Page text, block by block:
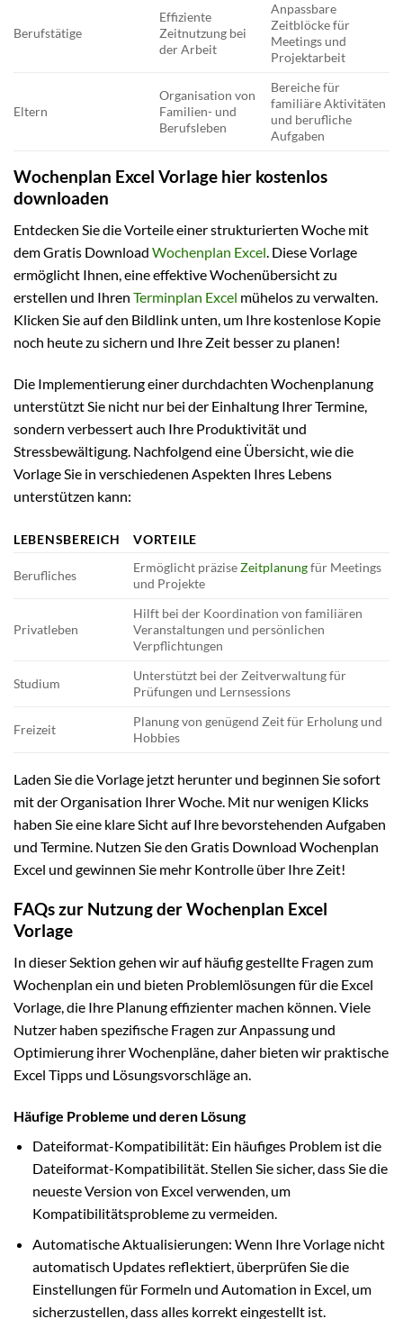
Berufstätige
Effiziente
Zeitnutzung bei
der Arbeit
Anpassbare
Zeitblöcke für
Meetings und
Projektarbeit
Eltern
Organisation von
Familien- und
Berufsleben
Bereiche für
familiäre Aktivitäten
und berufliche
Aufgaben
Wochenplan Excel Vorlage hier kostenlos
downloaden
Entdecken Sie die Vorteile einer strukturierten Woche mit
dem Gratis Download Wochenplan Excel. Diese Vorlage
ermöglicht Ihnen, eine effektive Wochenübersicht zu
erstellen und Ihren Terminplan Excel mühelos zu verwalten.
Klicken Sie auf den Bildlink unten, um Ihre kostenlose Kopie
noch heute zu sichern und Ihre Zeit besser zu planen!
Die Implementierung einer durchdachten Wochenplanung
unterstützt Sie nicht nur bei der Einhaltung Ihrer Termine,
sondern verbessert auch Ihre Produktivität und
Stressbewältigung. Nachfolgend eine Übersicht, wie die
Vorlage Sie in verschiedenen Aspekten Ihres Lebens
unterstützen kann:
LEBENSBEREICH VORTEILE
Berufliches
Ermöglicht präziseZeitplanungfür Meetings
und Projekte
Privatleben
Hilft bei der Koordination von familiären
Veranstaltungen und persönlichen
Verpflichtungen
Studium
Unterstützt bei der Zeitverwaltung für
Prüfungen und Lernsessions
Freizeit
Planung von genügend Zeit für Erholung und
Hobbies
Laden Sie die Vorlage jetzt herunter und beginnen Sie sofort
mit der Organisation Ihrer Woche. Mit nur wenigen Klicks
haben Sie eine klare Sicht auf Ihre bevorstehenden Aufgaben
und Termine. Nutzen Sie den Gratis Download Wochenplan
Excel und gewinnen Sie mehr Kontrolle über Ihre Zeit!
FAQs zur Nutzung der Wochenplan Excel
Vorlage
In dieser Sektion gehen wir auf häufig gestellte Fragen zum
Wochenplan ein und bieten Problemlösungen für die Excel
Vorlage, die Ihre Planung effizienter machen können. Viele
Nutzer haben spezifische Fragen zur Anpassung und
Optimierung ihrer Wochenpläne, daher bieten wir praktische
Excel Tipps und Lösungsvorschläge an.
Häufige Probleme und deren Lösung
Dateiformat-Kompatibilität: Ein häufiges Problem ist die
Dateiformat-Kompatibilität. Stellen Sie sicher, dass Sie die
neueste Version von Excel verwenden, um
Kompatibilitätsprobleme zu vermeiden.
Automatische Aktualisierungen: Wenn Ihre Vorlage nicht
automatisch Updates reflektiert, überprüfen Sie die
Einstellungen für Formeln und Automation in Excel, um
sicherzustellen, dass alles korrekt eingestellt ist.